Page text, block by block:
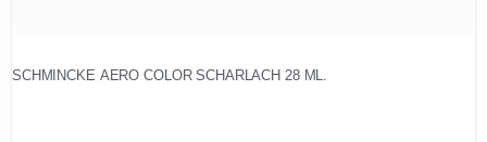
SCHMINCKE AERO COLOR SCHARLACH 28 ML.